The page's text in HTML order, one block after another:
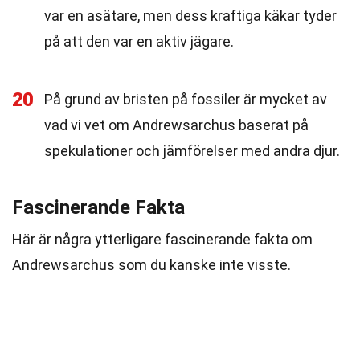
var en asätare, men dess kraftiga käkar tyder
på att den var en aktiv jägare.
20
På grund av bristen på fossiler är mycket av
vad vi vet om Andrewsarchus baserat på
spekulationer och jämförelser med andra djur.
Fascinerande Fakta
Här är några ytterligare fascinerande fakta om
Andrewsarchus som du kanske inte visste.